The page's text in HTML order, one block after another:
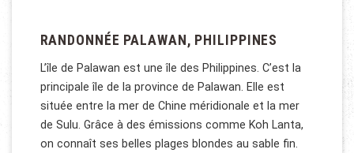
RANDONNÉE PALAWAN, PHILIPPINES
L’île de Palawan est une île des Philippines. C’est la
principale île de la province de Palawan. Elle est
située entre la mer de Chine méridionale et la mer
de Sulu. Grâce à des émissions comme Koh Lanta,
on connaît ses belles plages blondes au sable fin.